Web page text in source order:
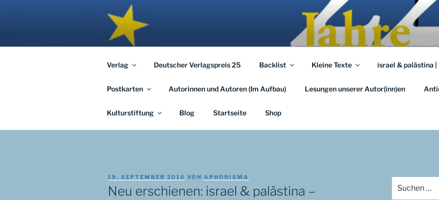
APHORISMA.EU
… links und rechts von Jerusalem …
Verlag Deutscher Verlagspreis 25 Backlist Kleine Texte israel & palästina
Postkarten Autorinnen und Autoren (Im Aufbau) Lesungen unserer Autor(inn)en
Kulturstiftung Blog Startseite Shop
VERÖFFENTLICHT
AM
19. SEPTEMBER 2016 VON APHORISMA
Neu erschienen: israel & palästina –
nach: